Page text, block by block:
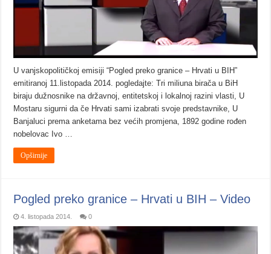
U vanjskopolitičkoj emisiji “Pogled preko granice – Hrvati u BIH”
emitiranoj 11.listopada 2014. pogledajte: Tri miliuna birača u BiH
biraju dužnosnike na državnoj, entitetskoj i lokalnoj razini vlasti, U
Mostaru sigurni da če Hrvati sami izabrati svoje predstavnike, U
Banjaluci prema anketama bez većih promjena, 1892 godine rođen
nobelovac Ivo …
Opširnije
Pogled preko granice – Hrvati u BIH – Video
4. listopada 2014. 0